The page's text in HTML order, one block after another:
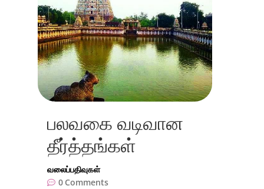
பலவகை வடிவான
தீர்த்தங்கள்
வலைப்பதிவுகள்
0 Comments